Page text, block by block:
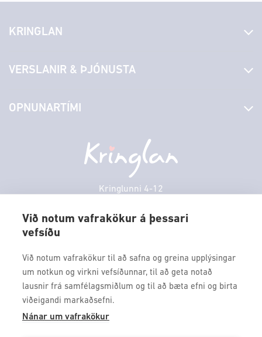
Við notum vafrakökur á þessari
vefsíðu
Við notum vafrakökur til að safna og greina upplýsingar
um notkun og virkni vefsíðunnar, til að geta notað
lausnir frá samfélagsmiðlum og til að bæta efni og birta
viðeigandi markaðsefni.
Nánar um vafrakökur
Kringlunni 4-12
kringlan@kringlan.is
KRINGLAN
Laus störf
Hafðu samband
Persónuverndarstefna
VERSLANIR & ÞJÓNUSTA
Borgarbókasafn
Borgarleikhúsið
Ævintýraland
OPNUNARTÍMI
Fimmtudagur
VERTU MEÐ
Fáðu forskot á dagskrána okkar og sértilboð með því að skrá